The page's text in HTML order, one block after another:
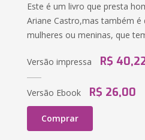
Este é um livro que presta
Ariane Castro,mas também é
mulheres ou meninas, que
Versão impressa R$
Versão Ebook R$ 26,00
Comprar